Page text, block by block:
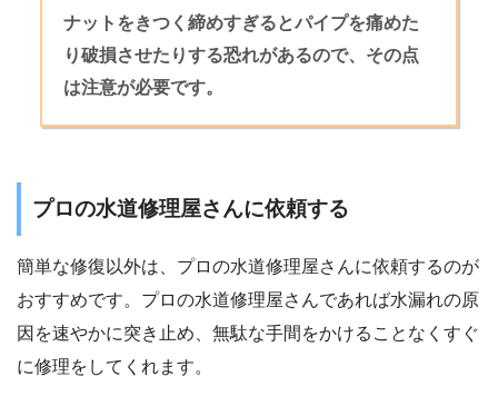
ナットをきつく締めすぎるとパイプを痛めた
り破損させたりする恐れがあるので、その点
は注意が必要です。
プロの水道修理屋さんに依頼する
簡単な修復以外は、プロの水道修理屋さんに依頼するのが
おすすめです。プロの水道修理屋さんであれば水漏れの原
因を速やかに突き止め、無駄な手間をかけることなくすぐ
に修理をしてくれます。